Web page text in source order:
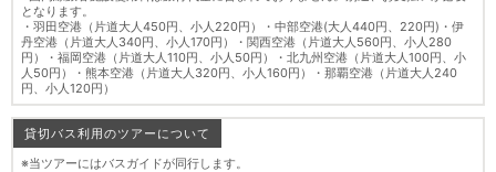
となります。
・羽田空港（片道大人450円、小人220円）・中部空港(大人440円、220円)・伊
丹空港（片道大人340円、小人170円）・関西空港（片道大人560円、小人280
円）・福岡空港（片道大人110円、小人50円）・北九州空港（片道大人100円、小
人50円）・熊本空港（片道大人320円、小人160円）・那覇空港（片道大人240
円、小人120円）
貸切バス利用のツアーについて
※当ツアーにはバスガイドが同行します。